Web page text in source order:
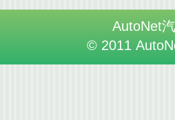
AutoNet
© 2011